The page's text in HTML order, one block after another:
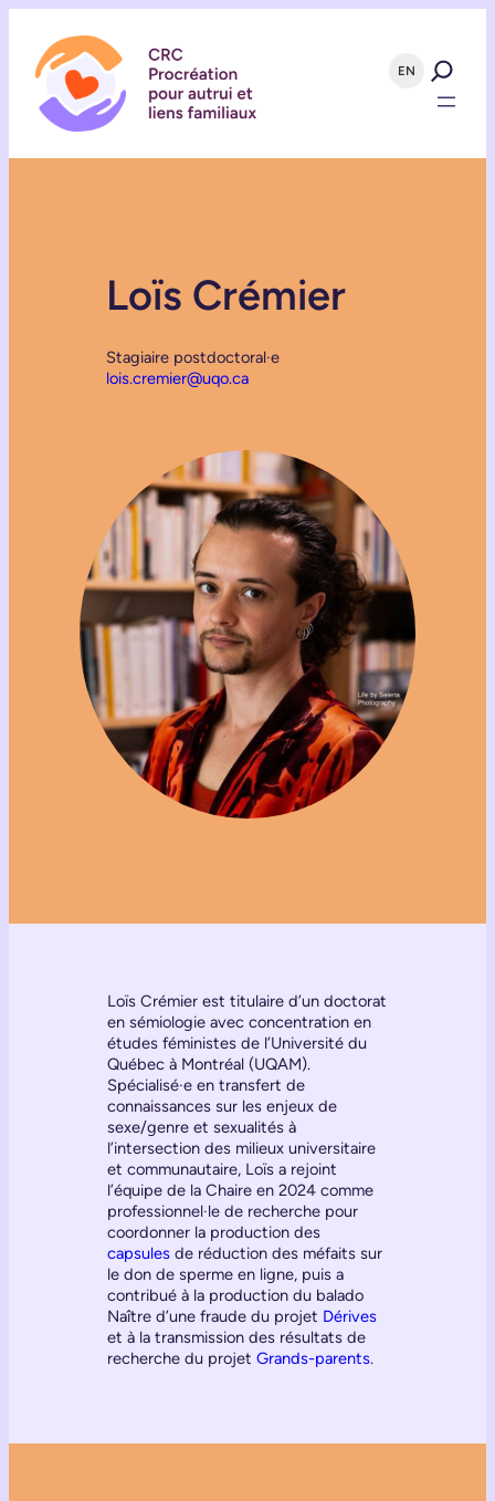
EN
Loïs Crémier
Stagiaire postdoctoral·e
lois.cremier@uqo.ca
Loïs Crémier est titulaire d’un doctorat
en sémiologie avec concentration en
études féministes de l’Université du
Québec à Montréal (UQAM).
Spécialisé·e en transfert de
connaissances sur les enjeux de
sexe/genre et sexualités à
l’intersection des milieux universitaire
et communautaire, Loïs a rejoint
l’équipe de la Chaire en 2024 comme
professionnel·le de recherche pour
coordonner la production des
capsules de réduction des méfaits sur
le don de sperme en ligne, puis a
contribué à la production du balado
Naître d’une fraude du projet Dérives
et à la transmission des résultats de
recherche du projetGrands-parents.